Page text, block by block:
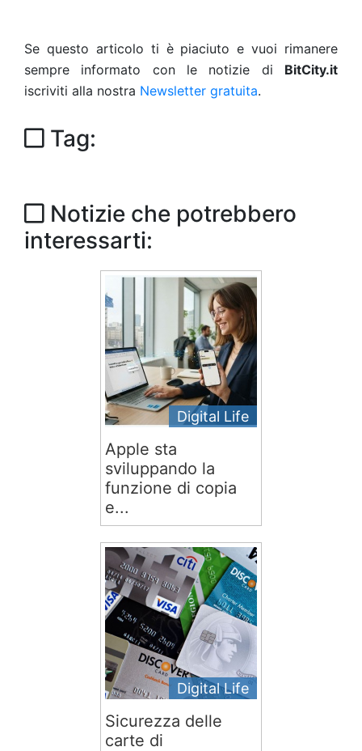
Se questo articolo ti è piaciuto e vuoi rimanere
sempre informato con le notizie di BitCity.it
iscriviti alla nostra Newsletter gratuita.
Tag:
Notizie che potrebbero
interessarti:
Digital Life
Apple sta
sviluppando la
funzione di copia
e...
Digital Life
Sicurezza delle
carte di